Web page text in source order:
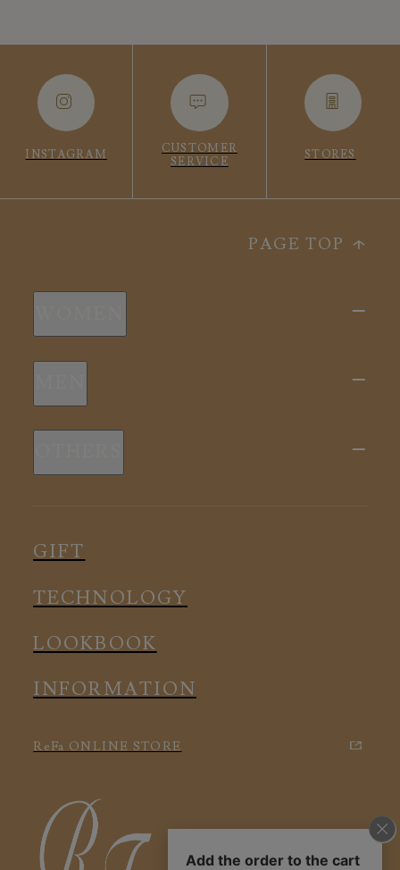
INSTAGRAM
CUSTOMER
SERVICE
STORES
PAGE TOP
新商品
スリープウェア
ルームウェア
アクセサリー
新商品
ルームウェア
アクセサリー
GIFT
TECHNOLOGY
LOOKBOOK
INFORMATION
ReFa ONLINE STORE